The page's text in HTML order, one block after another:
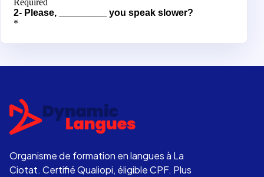
Organisme de formation en langues à La
Ciotat. Certifié Qualiopi, éligible CPF. Plus